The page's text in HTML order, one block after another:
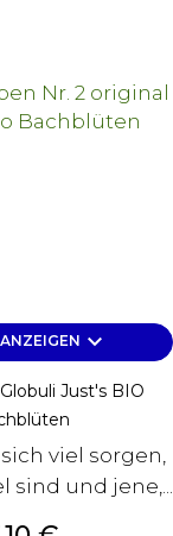
keyboard_arrow_down
Just's BIO
viel sorgen,
sind und jene,...